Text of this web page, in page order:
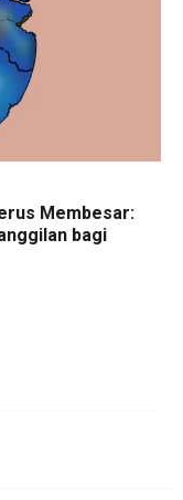
Membesar:
bagi